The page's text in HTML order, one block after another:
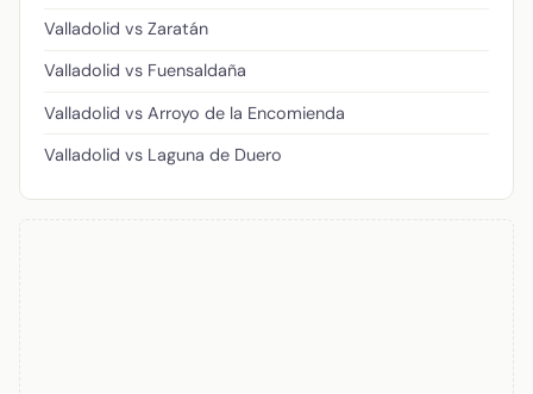
Valladolid vs Zaratán
Valladolid vs Fuensaldaña
Valladolid vs Arroyo de la Encomienda
Valladolid vs Laguna de Duero